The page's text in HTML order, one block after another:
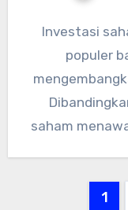
Investasi
populer
saham
Paginasi
1